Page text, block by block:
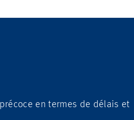
en termes de délais et